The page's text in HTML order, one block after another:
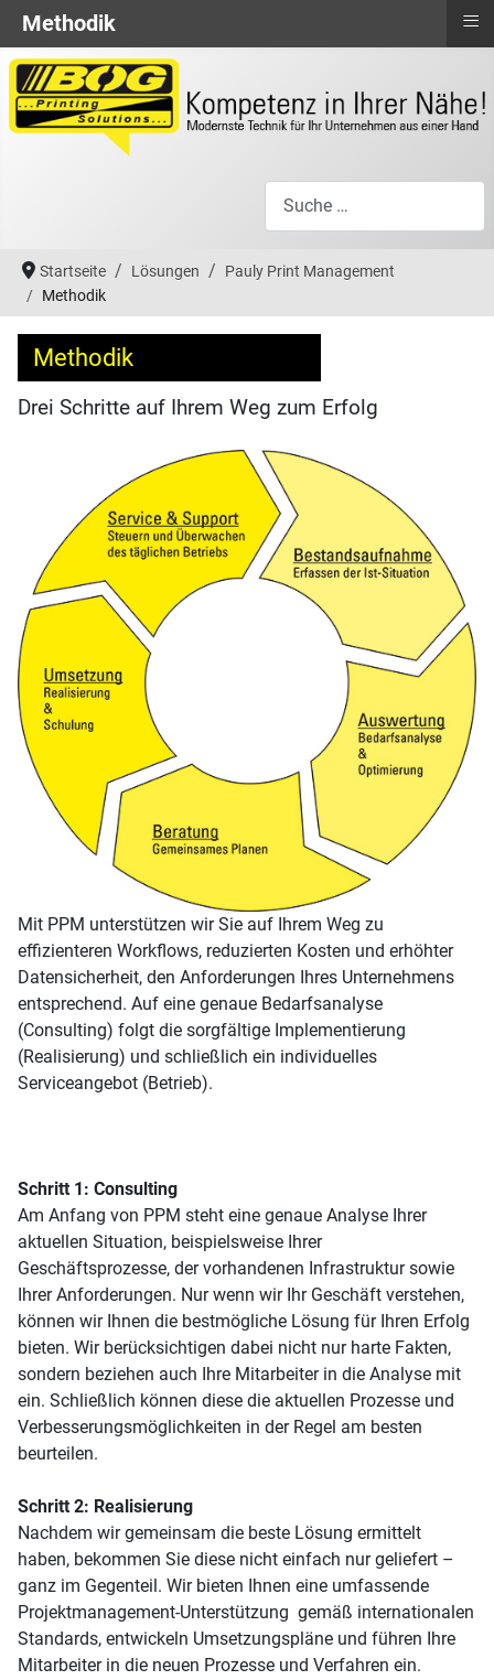
Startseite Lösungen
Pauly Print Management
Methodik
Methodik
Drei Schritte auf Ihrem Weg zum Erfolg
Mit PPM unterstützen wir Sie auf Ihrem Weg zu
effizienteren Workflows, reduzierten Kosten und erhöhter
Datensicherheit, den Anforderungen Ihres Unternehmens
entsprechend. Auf eine genaue Bedarfsanalyse
(Consulting) folgt die sorgfältige Implementierung
(Realisierung) und schließlich ein individuelles
Serviceangebot (Betrieb).
Schritt 1: Consulting
Am Anfang von PPM steht eine genaue Analyse Ihrer
aktuellen Situation, beispielsweise Ihrer
Geschäftsprozesse, der vorhandenen Infrastruktur sowie
Ihrer Anforderungen. Nur wenn wir Ihr Geschäft verstehen,
können wir Ihnen die bestmögliche Lösung für Ihren Erfolg
bieten. Wir berücksichtigen dabei nicht nur harte Fakten,
sondern beziehen auch Ihre Mitarbeiter in die Analyse mit
ein. Schließlich können diese die aktuellen Prozesse und
Verbesserungsmöglichkeiten in der Regel am besten
beurteilen.
Schritt 2: Realisierung
Nachdem wir gemeinsam die beste Lösung ermittelt
haben, bekommen Sie diese nicht einfach nur geliefert –
ganz im Gegenteil. Wir bieten Ihnen eine umfassende
Projektmanagement-Unterstützung gemäß internationalen
Standards, entwickeln Umsetzungspläne und führen Ihre
Mitarbeiter in die neuen Prozesse und Verfahren ein.
Methodik ≡